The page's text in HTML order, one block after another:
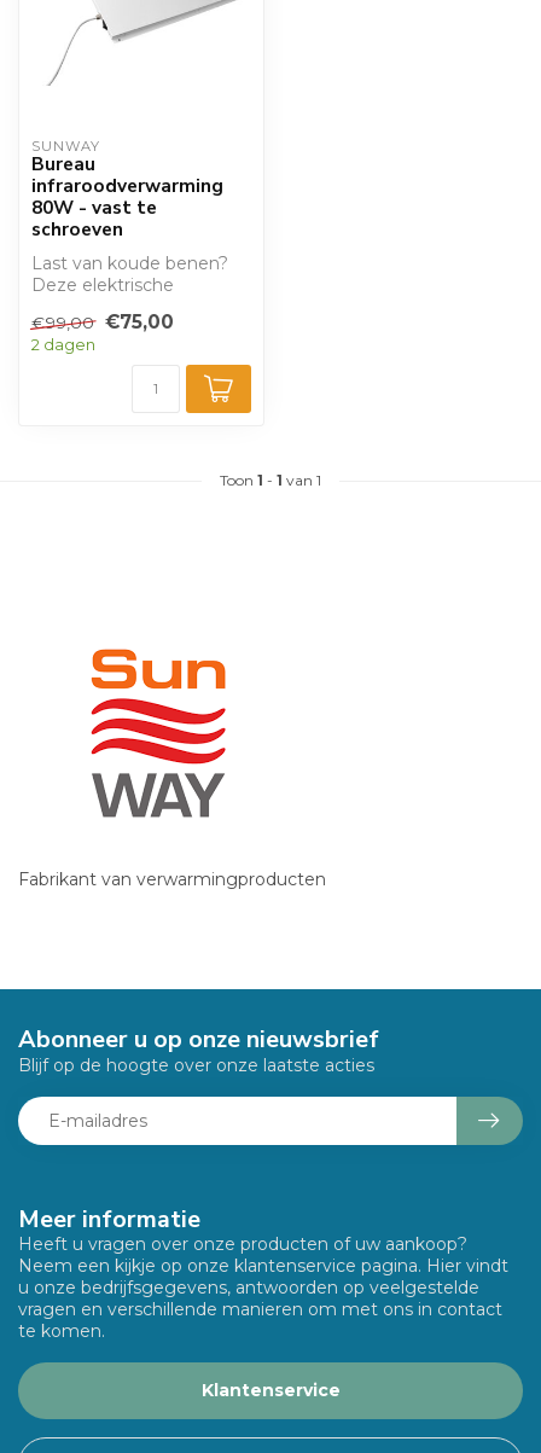
SUNWAY
Bureau
infraroodverwarming
80W - vast te
schroeven
Last van koude benen?
Deze elektrische
inclusief aan-uit schak...
€99,00 €75,00
2 dagen
Toon 1 - 1 van 1
Fabrikant van verwarmingproducten
Meer informatie
Heeft u vragen over onze producten of uw aankoop?
Neem een kijkje op onze klantenservice pagina. Hier vindt
u onze bedrijfsgegevens, antwoorden op veelgestelde
vragen en verschillende manieren om met ons in contact
te komen.
Klantenservice
Abonneer u op onze nieuwsbrief
Blijf op de hoogte over onze laatste acties